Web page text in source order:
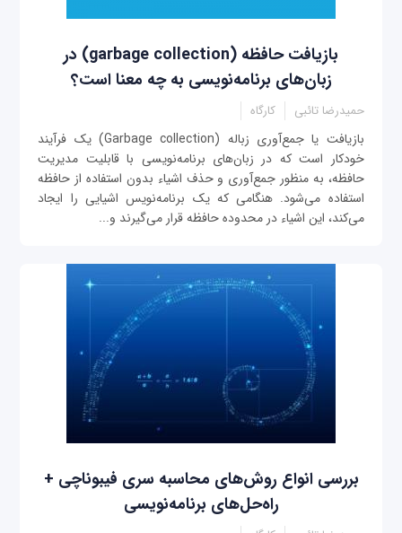
بازیافت حافظه (garbage collection) در
زبان‌های برنامه‌نویسی به چه معنا است؟
حمیدرضا تائبی کارگاه
بازیافت یا جمع‌‌آوری زباله (Garbage collection) یک فرآیند
خودکار است که در زبان‌های برنامه‌نویسی با قابلیت مدیریت
حافظه، به منظور جمع‌آوری و حذف اشیاء بدون استفاده از حافظه
استفاده می‌شود. هنگامی که یک برنامه‌نویس اشیایی را ایجاد
می‌کند، این اشیاء در محدوده حافظه قرار می‌گیرند و...
بررسی انواع روش‌های محاسبه سری فیبوناچی +
راه‌حل‌های برنامه‌نویسی